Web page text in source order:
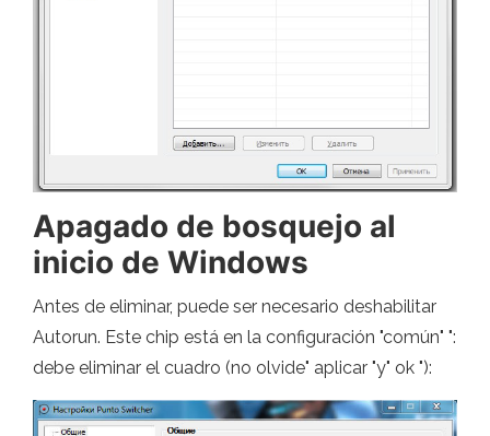
Apagado de bosquejo al
inicio de Windows
Antes de eliminar, puede ser necesario deshabilitar
Autorun. Este chip está en la configuración "común" ":
debe eliminar el cuadro (no olvide" aplicar "y" ok "):